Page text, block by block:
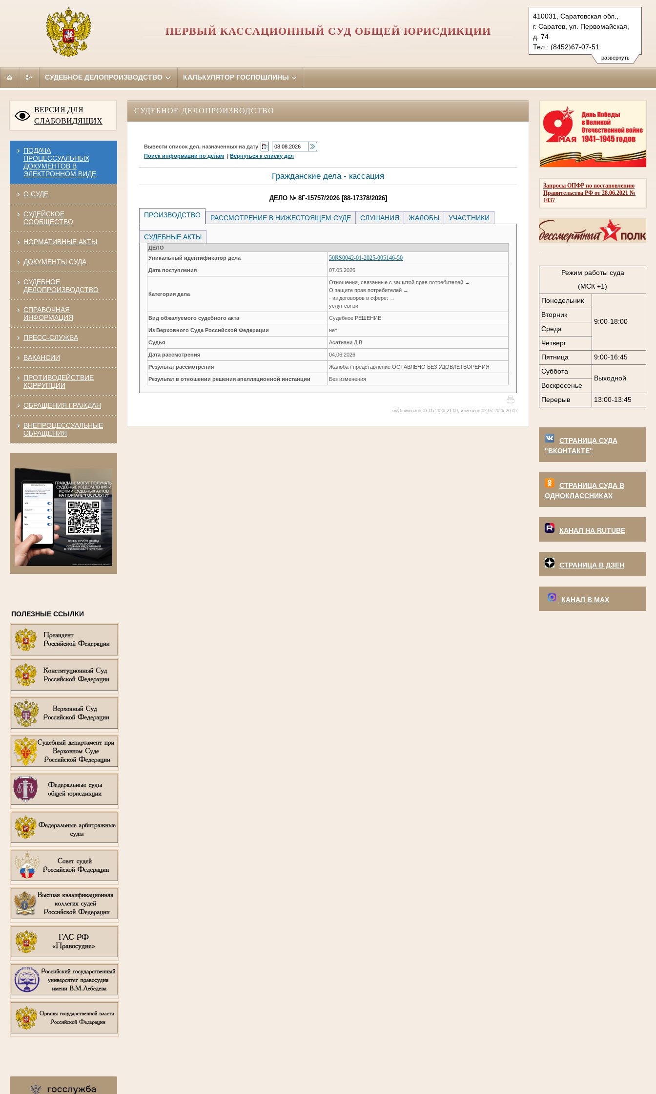
развернуть
410031, Саратовская обл.,
г. Саратов, ул. Первомайская,
д. 74
Тел.: (8452)67-07-51
(8452)98-28-84
(8452)98-33-51
ПЕРВЫЙ КАССАЦИОННЫЙ СУД ОБЩЕЙ ЮРИСДИКЦИИ
СУДЕБНОЕ ДЕЛОПРОИЗВОДСТВО КАЛЬКУЛЯТОР ГОСПОШЛИНЫ
ВЕРСИЯ ДЛЯ
СЛАБОВИДЯЩИХ
ПОДАЧА
ПРОЦЕССУАЛЬНЫХ
ДОКУМЕНТОВ В
ЭЛЕКТРОННОМ ВИДЕ
О СУДЕ
СУДЕЙСКОЕ
СООБЩЕСТВО
НОРМАТИВНЫЕ АКТЫ
ДОКУМЕНТЫ СУДА
СУДЕБНОЕ
ДЕЛОПРОИЗВОДСТВО
СПРАВОЧНАЯ
ИНФОРМАЦИЯ
ПРЕСС-СЛУЖБА
ВАКАНСИИ
ПРОТИВОДЕЙСТВИЕ
КОРРУПЦИИ
ОБРАЩЕНИЯ ГРАЖДАН
ВНЕПРОЦЕССУАЛЬНЫЕ
ОБРАЩЕНИЯ
ПОЛЕЗНЫЕ ССЫЛКИ
Запросы ОПФР по постановлению
Правительства РФ от 28.06.2021 №
1037
Режим работы суда
(МСК +1)
Понедельник
9:00-18:00
Вторник
Среда
Четверг
Пятница
9:00-16:45
Суббота
Выходной
Воскресенье
Перерыв
13:00-13:45
СТРАНИЦА СУДА
"ВКОНТАКТЕ"
СТРАНИЦА СУДА В
ОДНОКЛАССНИКАХ
КАНАЛ НА RUTUBE
СТРАНИЦА В ДЗЕН
КАНАЛ В МАХ
СУДЕБНОЕ ДЕЛОПРОИЗВОДСТВО
Вывести список дел, назначенных на дату
Поиск информации по делам |Вернуться к списку дел
Гражданские дела - кассация
ДЕЛО № 8Г-15757/2026 [88-17378/2026]
ПРОИЗВОДСТВО РАССМОТРЕНИЕ В НИЖЕСТОЯЩЕМ СУДЕ СЛУШАНИЯ ЖАЛОБЫ УЧАСТНИКИ
СУДЕБНЫЕ АКТЫ
ДЕЛО
Уникальный идентификатор дела
50RS0042-01-2025-005146-50
Дата поступления 07.05.2026
Категория дела
Отношения, связанные с защитой прав потребителей →
О защите прав потребителей →
- из договоров в сфере: →
услуг связи
Вид обжалуемого судебного акта Судебное РЕШЕНИЕ
Из Верховного Суда Российской Федерации нет
Судья Асатиани Д.В.
Дата рассмотрения 04.06.2026
Результат рассмотрения Жалоба / представление ОСТАВЛЕНО БЕЗ УДОВЛЕТВОРЕНИЯ
Результат в отношении решения апелляционной инстанции Без изменения
опубликовано 07.05.2026 21:09, изменено 02.07.2026 20:05